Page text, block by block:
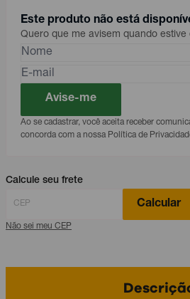
Este produto não está
Quero que me avisem quando estive
Avise-me
Ao se cadastrar, você aceita receber
concorda com a nossa Política de
Calcule seu frete
Calcular
Não sei meu CEP